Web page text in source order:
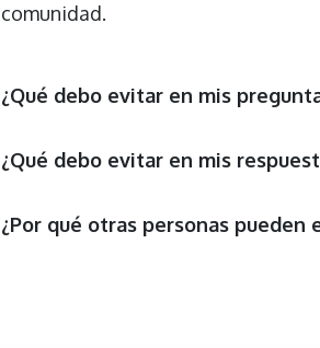
comunidad.
¿Qué debo evitar en mis
¿Qué debo evitar en mis
¿Por qué otras personas